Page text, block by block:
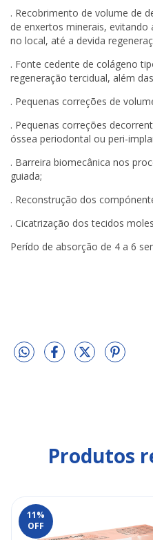
. Recobrimento de volume de
de enxertos minerais,
no local, até a devida
. Fonte cedente de colágeno
regeneração tercidual, além
. Pequenas correções de
. Pequenas correções
óssea periodontal ou peri-
. Barreira biomecânica nos
guiada;
. Reconstrução dos
. Cicatrização dos tecidos
Perído de absorção de 4 a 6
Produtos
11%
OFF